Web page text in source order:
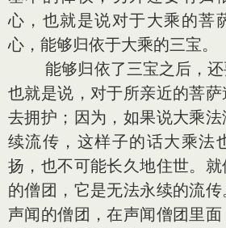
心，也就是说对于大乘的菩
心，能够归依于大乘的三宝。
能够归依了三宝之后，还
也就是说，对于所亲近的菩
去拥护；因为，如果说大乘
续流传，这样子的话大乘法
扬，也不可能长久地住世。
的僧团，它是无法永续的流
声闻的僧团，在声闻僧团里